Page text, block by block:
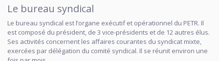
Le bureau syndical
Le bureau syndical est l’organe exécutif et opérationnel du PETR. Il
est composé du président, de 3 vice-présidents et de 12 autres élus.
Ses activités concernent les affaires courantes du syndicat mixte,
exercées par délégation du comité syndical. Il se réunit environ une